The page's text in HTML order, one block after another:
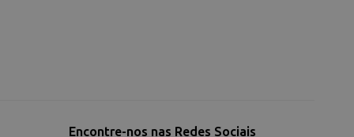
Encontre-nos nas Redes Sociais